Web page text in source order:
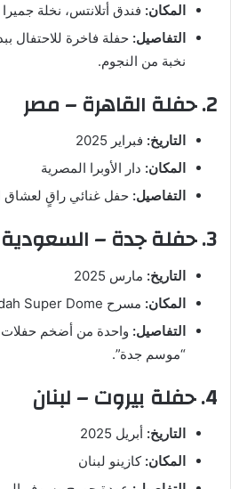
المكان: فندق أتلانتس، نخلة جميرا
التفاصيل: حفلة فاخرة للاحتفال
نخبة من النجوم.
2. حفلة القاهرة – مصر
التاريخ: فبراير 2025
المكان: دار الأوبرا المصرية
التفاصيل: حفل غنائي راقٍ لعشاق
3. حفلة جدة – السعودية
التاريخ: مارس 2025
المكان: مسرح Jeddah Super Dome
التفاصيل: واحدة من أضخم
“موسم جدة”.
4. حفلة بيروت – لبنان
التاريخ: أبريل 2025
المكان: كازينو لبنان